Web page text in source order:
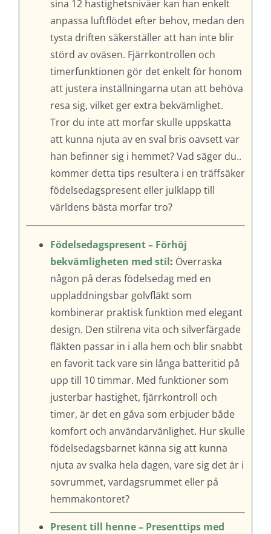
sina 12 hastighetsnivåer kan han enkelt
anpassa luftflödet efter behov, medan den
tysta driften säkerställer att han inte blir
störd av oväsen. Fjärrkontrollen och
timerfunktionen gör det enkelt för honom
att justera inställningarna utan att behöva
resa sig, vilket ger extra bekvämlighet.
Tror du inte att morfar skulle uppskatta
att kunna njuta av en sval bris oavsett var
han befinner sig i hemmet? Vad säger du..
kommer detta tips resultera i en träffsäker
födelsedagspresent eller julklapp till
världens bästa morfar tro?
Födelsedagspresent – Förhöj
bekvämligheten med stil: Överraska
någon på deras födelsedag med en
uppladdningsbar golvfläkt som
kombinerar praktisk funktion med elegant
design. Den stilrena vita och silverfärgade
fläkten passar in i alla hem och blir snabbt
en favorit tack vare sin långa batteritid på
upp till 10 timmar. Med funktioner som
justerbar hastighet, fjärrkontroll och
timer, är det en gåva som erbjuder både
komfort och användarvänlighet. Hur skulle
födelsedagsbarnet känna sig att kunna
njuta av svalka hela dagen, vare sig det är i
sovrummet, vardagsrummet eller på
hemmakontoret?
Present till henne – Presenttips med